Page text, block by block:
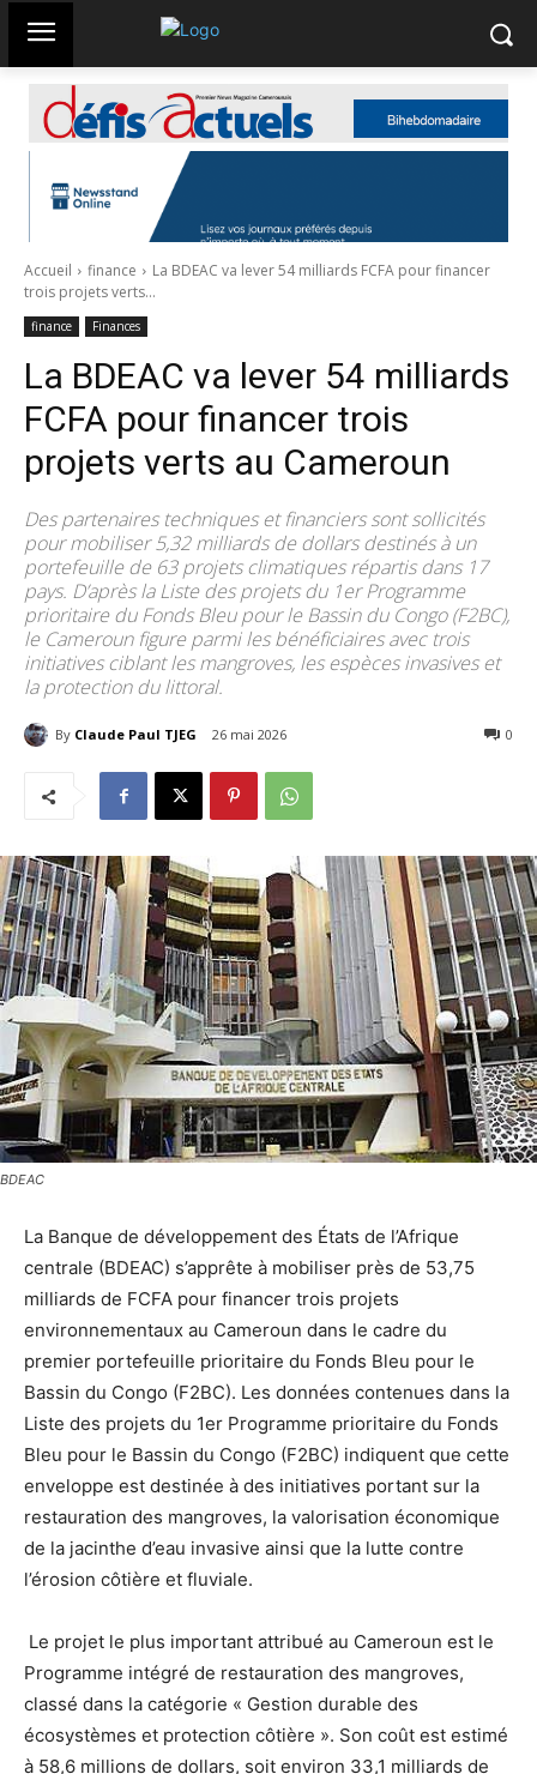
Accueil finance
La BDEAC va lever 54 milliards FCFA pour financer
trois projets verts...
finance Finances
La BDEAC va lever 54 milliards
FCFA pour financer trois
projets verts au Cameroun
Des partenaires techniques et financiers sont sollicités
pour mobiliser 5,32 milliards de dollars destinés à un
portefeuille de 63 projets climatiques répartis dans 17
pays. D’après la Liste des projets du 1er Programme
prioritaire du Fonds Bleu pour le Bassin du Congo (F2BC),
le Cameroun figure parmi les bénéficiaires avec trois
initiatives ciblant les mangroves, les espèces invasives et
la protection du littoral.
By Claude Paul TJEG 26 mai 2026 0
BDEAC
La Banque de développement des États de l’Afrique
centrale (BDEAC) s’apprête à mobiliser près de 53,75
milliards de FCFA pour financer trois projets
environnementaux au Cameroun dans le cadre du
premier portefeuille prioritaire du Fonds Bleu pour le
Bassin du Congo (F2BC). Les données contenues dans la
Liste des projets du 1er Programme prioritaire du Fonds
Bleu pour le Bassin du Congo (F2BC) indiquent que cette
enveloppe est destinée à des initiatives portant sur la
restauration des mangroves, la valorisation économique
de la jacinthe d’eau invasive ainsi que la lutte contre
l’érosion côtière et fluviale.
Le projet le plus important attribué au Cameroun est le
Programme intégré de restauration des mangroves,
classé dans la catégorie « Gestion durable des
écosystèmes et protection côtière ». Son coût est estimé
à 58,6 millions de dollars, soit environ 33,1 milliards de